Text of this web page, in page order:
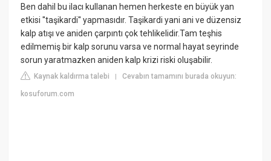
Ben dahil bu ilacı kullanan hemen herkeste en büyük yan
etkisi ''taşikardi'' yapmasıdır. Taşikardi yani ani ve düzensiz
kalp atışı ve aniden çarpıntı çok tehlikelidir.Tam teşhis
edilmemiş bir kalp sorunu varsa ve normal hayat seyrinde
sorun yaratmazken aniden kalp krizi riski oluşabilir.
Kaynak kaldırma talebi |Cevabın tamamını burada okuyun:
kosuforum.com